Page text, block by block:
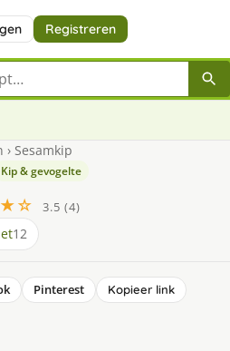
Registreren
› Sesamkip
Kip & gevogelte
3.5 (4)
12
Pinterest
Kopieer link